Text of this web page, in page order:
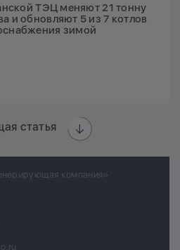
ТЭЦ меняют 21 тонну
и обновляют 5 из 7 котлов
зимой
статья
компания»